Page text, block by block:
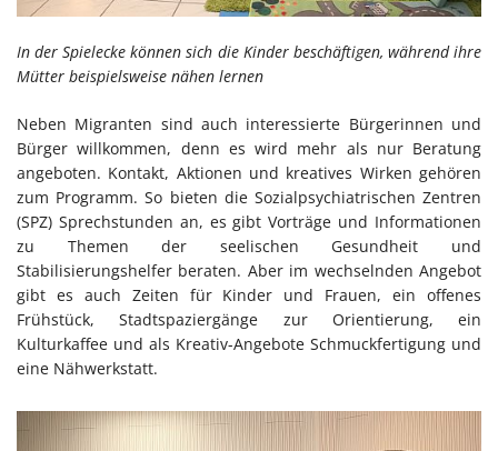
In der Spielecke können sich die Kinder beschäftigen, während ihre
Mütter beispielsweise nähen lernen
Neben Migranten sind auch interessierte Bürgerinnen und
Bürger willkommen, denn es wird mehr als nur Beratung
angeboten. Kontakt, Aktionen und kreatives Wirken gehören
zum Programm. So bieten die Sozialpsychiatrischen Zentren
(SPZ) Sprechstunden an, es gibt Vorträge und Informationen
zu Themen der seelischen Gesundheit und
Stabilisierungshelfer beraten. Aber im wechselnden Angebot
gibt es auch Zeiten für Kinder und Frauen, ein offenes
Frühstück, Stadtspaziergänge zur Orientierung, ein
Kulturkaffee und als Kreativ-Angebote Schmuckfertigung und
eine Nähwerkstatt.